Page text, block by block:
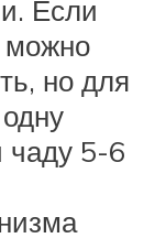
Если
можно
но для
чаду 5-6